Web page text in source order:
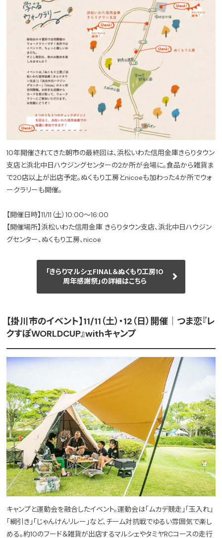
10年開催されてきた朝市の最終回は、浜松いわた信用金庫きらりタウン
支店と浜北中日ハウジングセンターの2か所が会場に。食品から雑貨ま
で20店以上が出店予定。ぬくもり工房とnicoeも加わった4か所でウォ
ークラリーも開催。
【開催日時】11/11（土）10:00～16:00
【開催場所】浜松いわた信用金庫 きらりタウン支店、浜北中日ハウジン
グセンター、ぬくもり工房、nicoe
「きらりマルシェFINAL＆ぬくもり工房10
周年感謝祭」の詳細はこちら
【掛川市のイベント】11/11（土）・12（日）開催｜つま恋『レ
クすぽWORLDCUP』withキャンプ
キャンプと運動会を融合したイベント。運動会は「ムカデ競走」「玉入れ」
「綱引き」「じゃんけんリレー」など、チーム対抗戦でゆるい雰囲気で楽し
める。約10のフード＆雑貨が出店するマルシェやタミヤRCコースの走行